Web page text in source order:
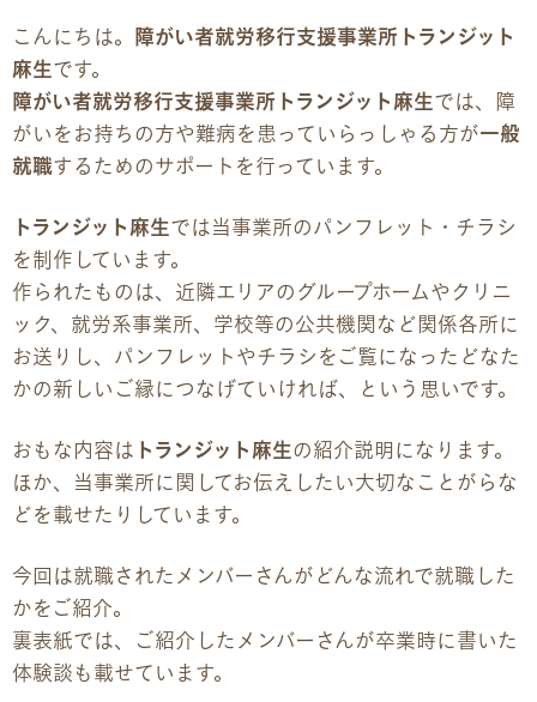
3つの支援制度
お食事の提供について
スキルアップ診断
パンフレット
デジタルパンフレット
企業様向けパンフレット
広報チラシ・刊行物
アクセス・ご案内
交通アクセス
事業所ツアーマップ
こんにちは。
障がい者就労移行支援事業所トランジット
麻生です。
障がい者就労移行支援事業所トランジット麻生では、障
がいをお持ちの方や難病を患っていらっしゃる方が一般
就職するためのサポートを行っています。
トランジット麻生では当事業所のパンフレット・チラシ
を制作しています。
作られたものは、近隣エリアのグループホームやクリニ
ック、就労系事業所、学校等の公共機関など関係各所に
お送りし、パンフレットやチラシをご覧になったどなた
かの新しいご縁につなげていければ、という思いです。
おもな内容は トランジット麻生の紹介説明になります。
ほか、当事業所に関してお伝えしたい大切なことがらな
どを載せたりしています。
今回は就職されたメンバーさんがどんな流れで就職した
かをご紹介。
裏表紙では、ご紹介したメンバーさんが卒業時に書いた
体験談も載せています。